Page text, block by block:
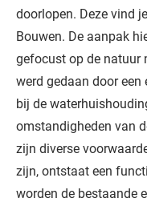
doorlopen. Deze vind
Bouwen. De aanpak
gefocust op de natuur
werd gedaan door
bij de
omstandigheden van
zijn diverse
zijn, ontstaat een
worden de bestaande